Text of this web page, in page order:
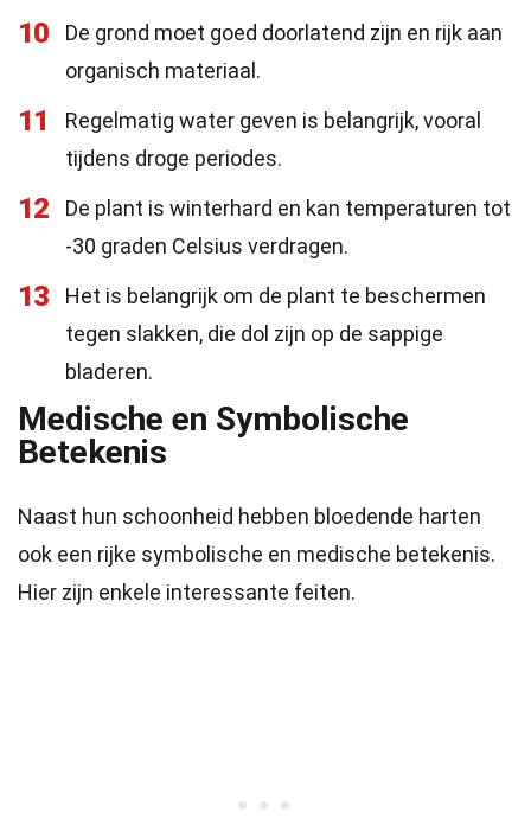
10
De grond moet goed doorlatend zijn en rijk aan
organisch materiaal.
11
Regelmatig water geven is belangrijk, vooral
tijdens droge periodes.
12
De plant is winterhard en kan temperaturen tot
-30 graden Celsius verdragen.
13
Het is belangrijk om de plant te beschermen
tegen slakken, die dol zijn op de sappige
bladeren.
Medische en Symbolische
Betekenis
Naast hun schoonheid hebben bloedende harten
ook een rijke symbolische en medische betekenis.
Hier zijn enkele interessante feiten.